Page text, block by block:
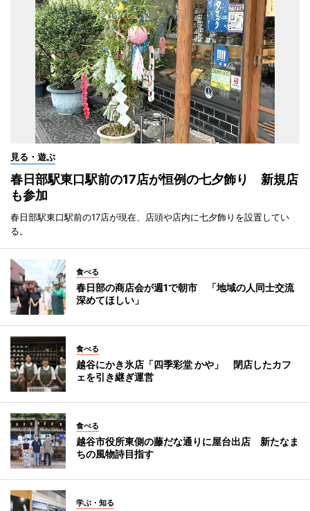
見る・遊ぶ
春日部駅東口駅前の17店が恒例の七夕飾り 新規店
も参加
春日部駅東口駅前の17店が現在、店頭や店内に七夕飾りを設置してい
る。
食べる
春日部の商店会が週1で朝市 「地域の人同士交流
深めてほしい」
食べる
越谷にかき氷店「四季彩堂 かや」 閉店したカフ
ェを引き継ぎ運営
食べる
越谷市役所東側の藤だな通りに屋台出店 新たなま
ちの風物詩目指す
学ぶ・知る